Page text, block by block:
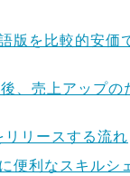
版を比較的安価
、売上アップの
リースする流れ
便利なスキルシ